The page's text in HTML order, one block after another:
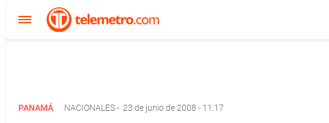
PANAMÁ NACIONALES- 23 de junio de 2008 - 11:17